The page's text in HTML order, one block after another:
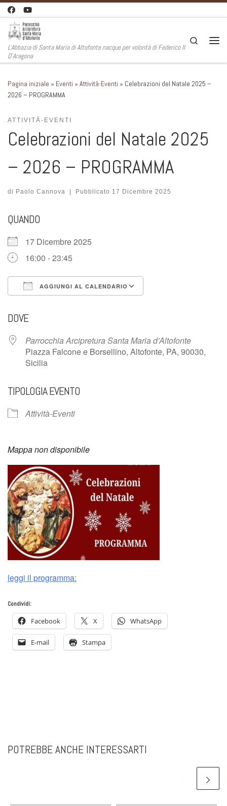
Passa al contenuto
L'Abbazia di Santa Maria di Altofonte nacque per volontà di Federico II
D'Aragona
Search
Pagina iniziale » Eventi » Attività-Eventi » Celebrazioni del Natale 2025 –
2026 – PROGRAMMA
ATTIVITÀ-EVENTI
Celebrazioni del Natale 2025
– 2026 – PROGRAMMA
di Paolo Cannova | Pubblicato 17 Dicembre 2025
QUANDO
17 Dicembre 2025
16:00 - 23:45
AGGIUNGI AL CALENDARIO
DOVE
Parrocchia Arcipretura Santa Maria d’Altofonte
Piazza Falcone e Borsellino, Altofonte, PA, 90030,
Sicilia
TIPOLOGIA EVENTO
Attività-Eventi
Mappa non disponibile
leggi il programma:
Condividi:
Facebook X WhatsApp
E-mail Stampa
POTREBBE ANCHE INTERESSARTI